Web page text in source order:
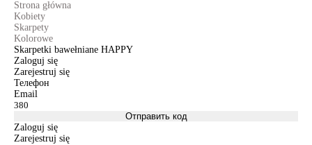
Strona główna
Kobiety
Skarpety
Kolorowe
Skarpetki bawełniane HAPPY
Zaloguj się
Zarejestruj się
Телефон
Email
Отправить код
Zaloguj się
Zarejestruj się